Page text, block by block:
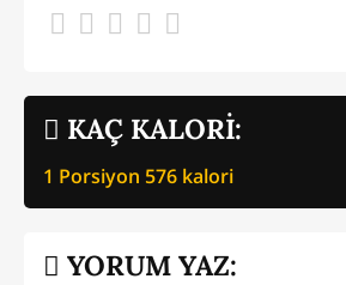
KAÇ KALORİ:
1 Porsiyon 576 kalori
YORUM YAZ: